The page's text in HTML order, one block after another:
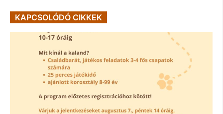
KAPCSOLÓDÓ CIKKEK